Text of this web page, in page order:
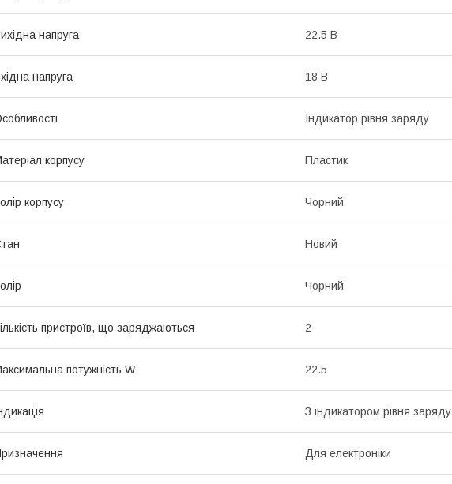
напруга 22.5 В
напруга 18 В
Індикатор рівня заряду
корпусу Пластик
корпусу Чорний
Новий
Чорний
пристроїв, що заряджаються 2
потужність W 22.5
З індикатором рівня заряду
Для електроніки